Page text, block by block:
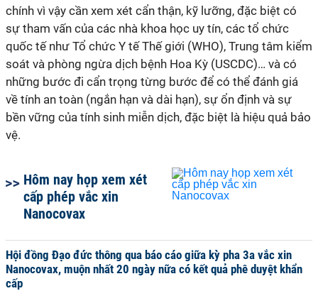
chính vì vậy cần xem xét cẩn thận, kỹ lưỡng, đặc biệt có
sự tham vấn của các nhà khoa học uy tín, các tổ chức
quốc tế như Tổ chức Y tế Thế giới (WHO), Trung tâm kiểm
soát và phòng ngừa dịch bệnh Hoa Kỳ (USCDC)… và có
những bước đi cẩn trọng từng bước để có thể đánh giá
về tính an toàn (ngắn hạn và dài hạn), sự ổn định và sự
bền vững của tính sinh miễn dịch, đặc biệt là hiệu quả bảo
vệ.
Hôm nay họp xem xét
cấp phép vắc xin
Nanocovax
Hội đồng Đạo đức thông qua báo cáo giữa kỳ pha 3a vắc xin
Nanocovax, muộn nhất 20 ngày nữa có kết quả phê duyệt khẩn
cấp